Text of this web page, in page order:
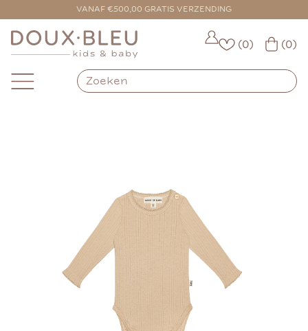
VANAF €500,00 GRATIS VERZENDING
VOOR 16:00 BESTELD = VANDAAG VERZONDEN
(0) (0)